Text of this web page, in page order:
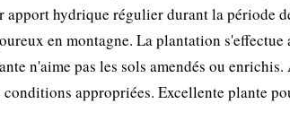
apport hydrique régulier durant la période
en montagne. La plantation
n'aime pas les sols amendés ou
conditions appropriées. Excellente plante